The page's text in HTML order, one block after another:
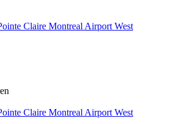
Claire Montreal Airport West
Claire Montreal Airport West